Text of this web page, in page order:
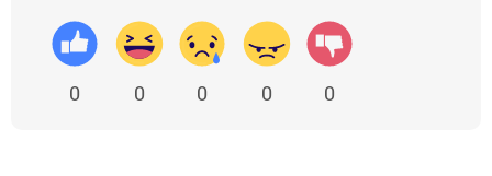
0 0 0 0 0